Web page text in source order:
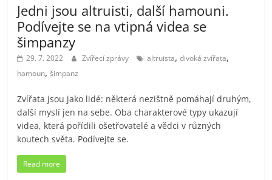
Jedni jsou altruisti, další hamouni.
Podívejte se na vtipná videa se
šimpanzy
29. 7. 2022 Zvířecí zprávy altruista,divoká zvířata,
hamoun,šimpanz
Zvířata jsou jako lidé: některá nezištně pomáhají druhým,
další myslí jen na sebe. Oba charakterové typy ukazují
videa, která pořídili ošetřovatelé a vědci v různých
koutech světa. Podívejte se.
Read more